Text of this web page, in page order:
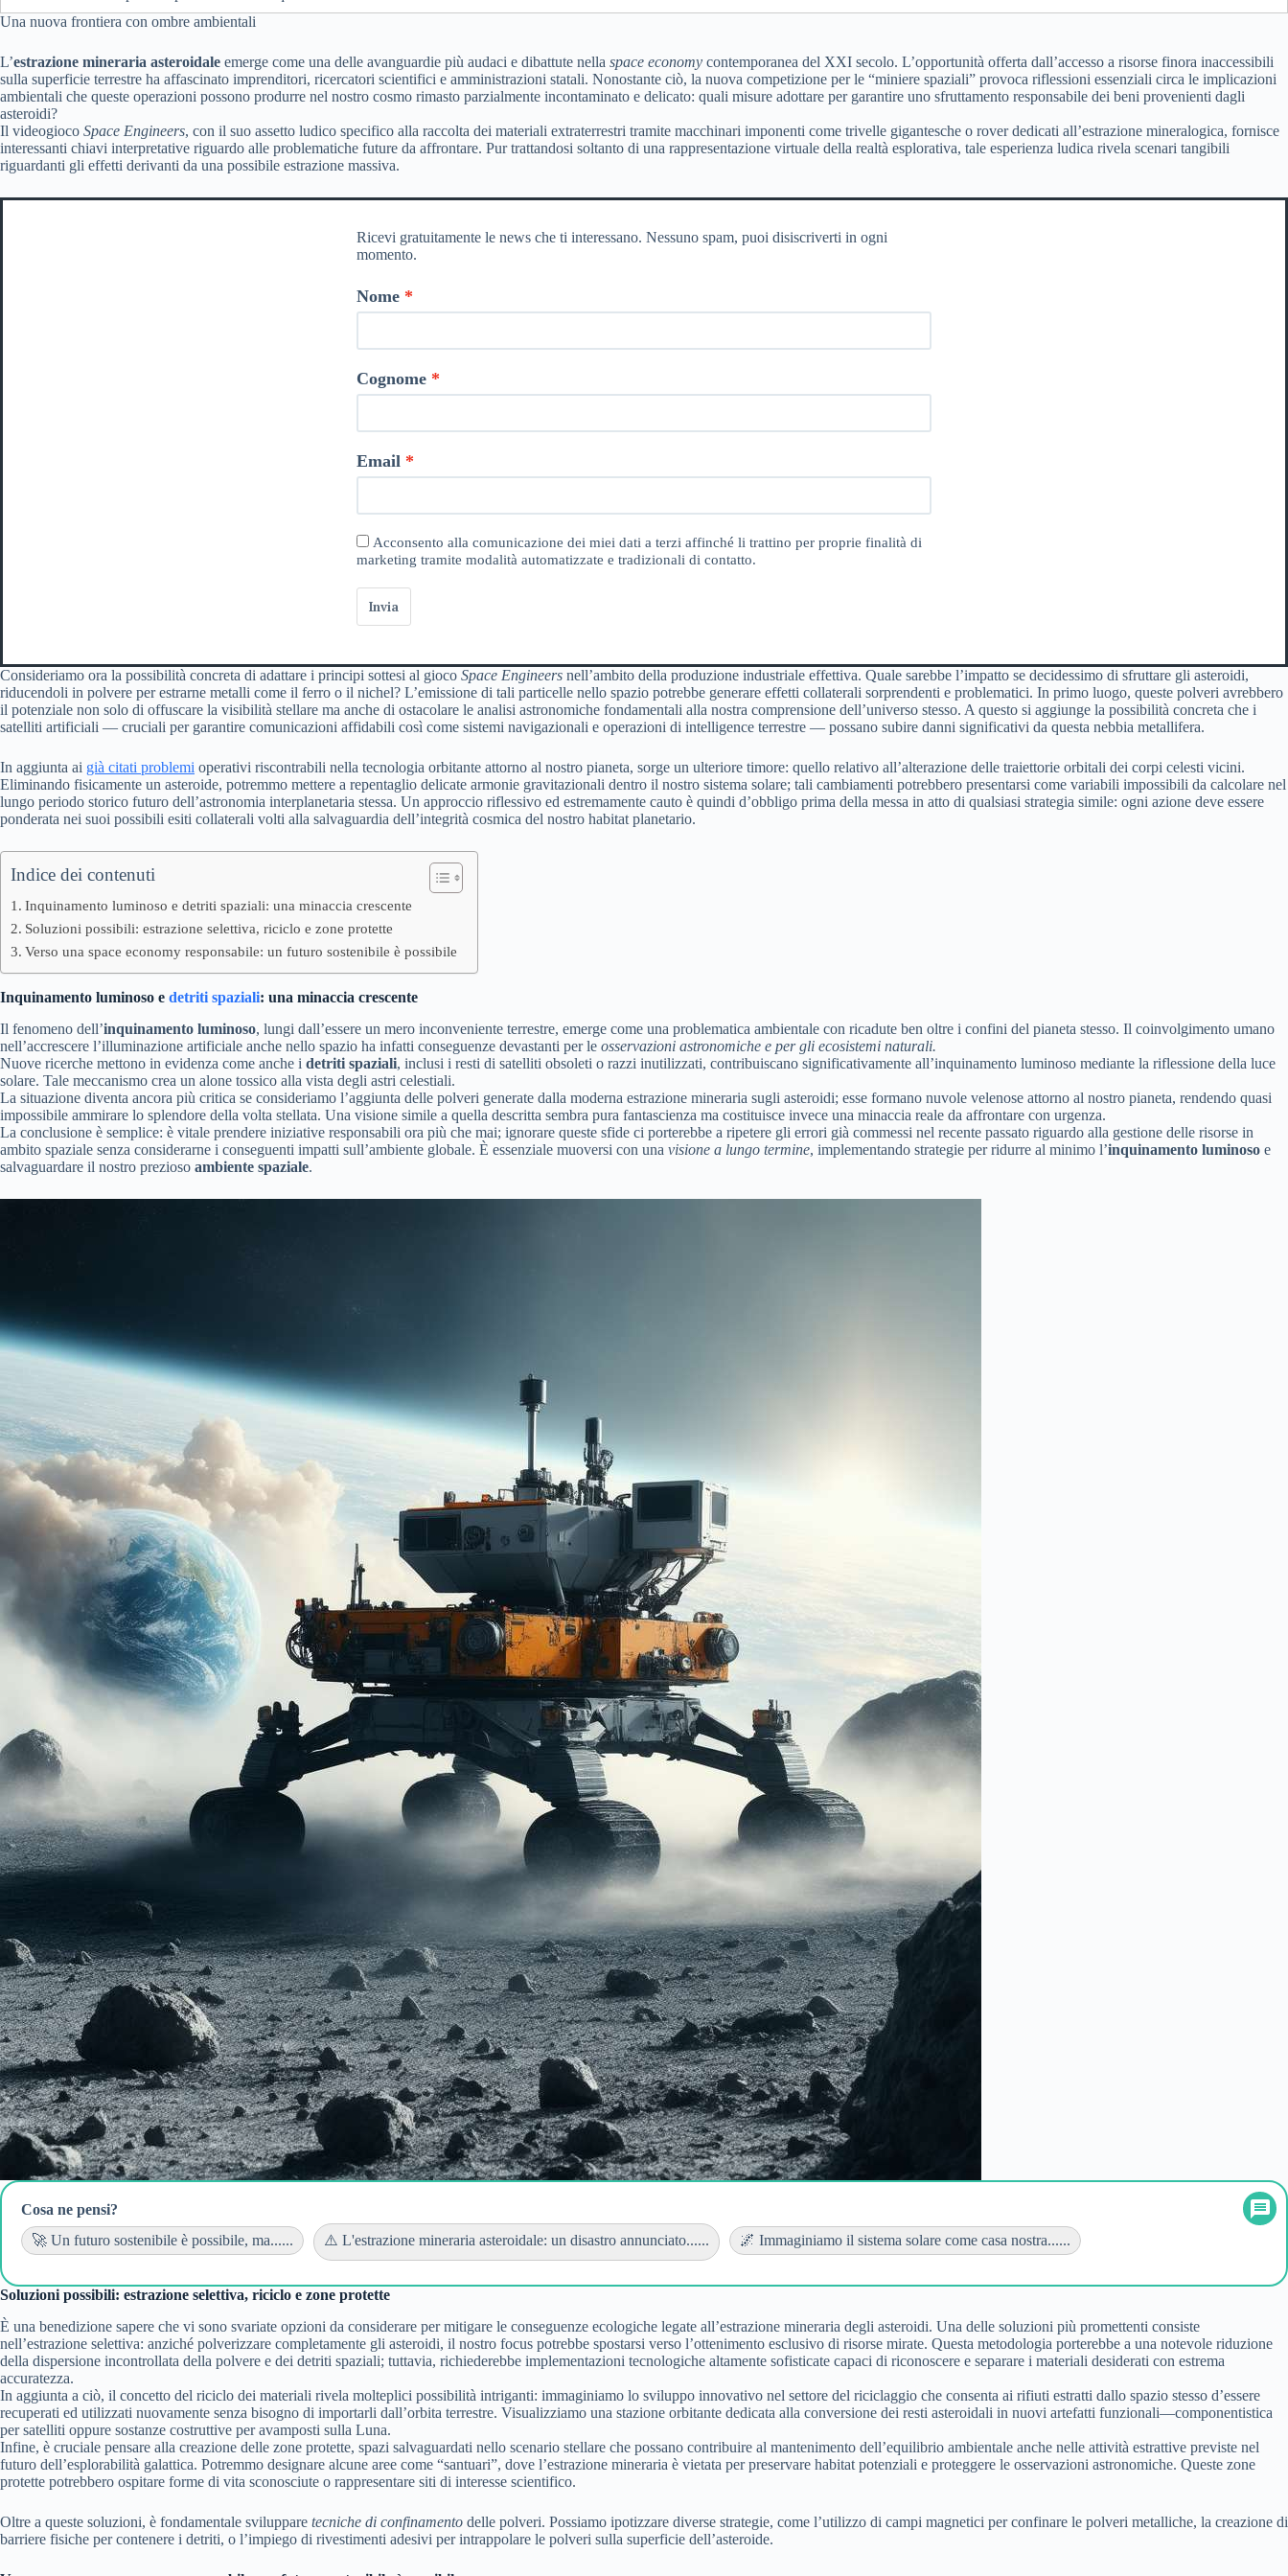
Una nuova frontiera con ombre ambientali
L’estrazione mineraria asteroidale emerge come una delle avanguardie più audaci e dibattute nella space economy contemporanea del XXI secolo. L’opportunità offerta dall’accesso a risorse finora inaccessibili
sulla superficie terrestre ha affascinato imprenditori, ricercatori scientifici e amministrazioni statali. Nonostante ciò, la nuova competizione per le “miniere spaziali” provoca riflessioni essenziali circa le implicazioni
ambientali che queste operazioni possono produrre nel nostro cosmo rimasto parzialmente incontaminato e delicato: quali misure adottare per garantire uno sfruttamento responsabile dei beni provenienti dagli
asteroidi?
Il videogioco Space Engineers, con il suo assetto ludico specifico alla raccolta dei materiali extraterrestri tramite macchinari imponenti come trivelle gigantesche o rover dedicati all’estrazione mineralogica, fornisce
interessanti chiavi interpretative riguardo alle problematiche future da affrontare. Pur trattandosi soltanto di una rappresentazione virtuale della realtà esplorativa, tale esperienza ludica rivela scenari tangibili
riguardanti gli effetti derivanti da una possibile estrazione massiva.
Ricevi gratuitamente le news che ti interessano. Nessuno spam, puoi disiscriverti in ogni
momento.
Nome
Cognome
Email
Acconsento alla comunicazione dei miei dati a terzi affinché li trattino per proprie finalità di
marketing tramite modalità automatizzate e tradizionali di contatto.
Invia
Consideriamo ora la possibilità concreta di adattare i principi sottesi al gioco Space Engineers nell’ambito della produzione industriale effettiva. Quale sarebbe l’impatto se decidessimo di sfruttare gli asteroidi,
riducendoli in polvere per estrarne metalli come il ferro o il nichel? L’emissione di tali particelle nello spazio potrebbe generare effetti collaterali sorprendenti e problematici. In primo luogo, queste polveri avrebbero
il potenziale non solo di offuscare la visibilità stellare ma anche di ostacolare le analisi astronomiche fondamentali alla nostra comprensione dell’universo stesso. A questo si aggiunge la possibilità concreta che i
satelliti artificiali — cruciali per garantire comunicazioni affidabili così come sistemi navigazionali e operazioni di intelligence terrestre — possano subire danni significativi da questa nebbia metallifera.
In aggiunta ai già citati problemi operativi riscontrabili nella tecnologia orbitante attorno al nostro pianeta, sorge un ulteriore timore: quello relativo all’alterazione delle traiettorie orbitali dei corpi celesti vicini.
Eliminando fisicamente un asteroide, potremmo mettere a repentaglio delicate armonie gravitazionali dentro il nostro sistema solare; tali cambiamenti potrebbero presentarsi come variabili impossibili da calcolare nel
lungo periodo storico futuro dell’astronomia interplanetaria stessa. Un approccio riflessivo ed estremamente cauto è quindi d’obbligo prima della messa in atto di qualsiasi strategia simile: ogni azione deve essere
ponderata nei suoi possibili esiti collaterali volti alla salvaguardia dell’integrità cosmica del nostro habitat planetario.
Indice dei contenuti
Inquinamento luminoso e detriti spaziali: una minaccia crescente
Soluzioni possibili: estrazione selettiva, riciclo e zone protette
Verso una space economy responsabile: un futuro sostenibile è possibile
Inquinamento luminoso e detriti spaziali: una minaccia crescente
Il fenomeno dell’inquinamento luminoso, lungi dall’essere un mero inconveniente terrestre, emerge come una problematica ambientale con ricadute ben oltre i confini del pianeta stesso. Il coinvolgimento umano
nell’accrescere l’illuminazione artificiale anche nello spazio ha infatti conseguenze devastanti per le osservazioni astronomiche e per gli ecosistemi naturali.
Nuove ricerche mettono in evidenza come anche i detriti spaziali, inclusi i resti di satelliti obsoleti o razzi inutilizzati, contribuiscano significativamente all’inquinamento luminoso mediante la riflessione della luce
solare. Tale meccanismo crea un alone tossico alla vista degli astri celestiali.
La situazione diventa ancora più critica se consideriamo l’aggiunta delle polveri generate dalla moderna estrazione mineraria sugli asteroidi; esse formano nuvole velenose attorno al nostro pianeta, rendendo quasi
impossibile ammirare lo splendore della volta stellata. Una visione simile a quella descritta sembra pura fantascienza ma costituisce invece una minaccia reale da affrontare con urgenza.
La conclusione è semplice: è vitale prendere iniziative responsabili ora più che mai; ignorare queste sfide ci porterebbe a ripetere gli errori già commessi nel recente passato riguardo alla gestione delle risorse in
ambito spaziale senza considerarne i conseguenti impatti sull’ambiente globale. È essenziale muoversi con una visione a lungo termine, implementando strategie per ridurre al minimo l’inquinamento luminoso e
salvaguardare il nostro prezioso ambiente spaziale.
Cosa ne pensi?
🚀 Un futuro sostenibile è possibile, ma......
⚠️ L'estrazione mineraria asteroidale: un disastro annunciato...... 🌌 Immaginiamo il sistema solare come casa nostra......
Soluzioni possibili: estrazione selettiva, riciclo e zone protette
È una benedizione sapere che vi sono svariate opzioni da considerare per mitigare le conseguenze ecologiche legate all’estrazione mineraria degli asteroidi. Una delle soluzioni più promettenti consiste
nell’estrazione selettiva: anziché polverizzare completamente gli asteroidi, il nostro focus potrebbe spostarsi verso l’ottenimento esclusivo di risorse mirate. Questa metodologia porterebbe a una notevole riduzione
della dispersione incontrollata della polvere e dei detriti spaziali; tuttavia, richiederebbe implementazioni tecnologiche altamente sofisticate capaci di riconoscere e separare i materiali desiderati con estrema
accuratezza.
In aggiunta a ciò, il concetto del riciclo dei materiali rivela molteplici possibilità intriganti: immaginiamo lo sviluppo innovativo nel settore del riciclaggio che consenta ai rifiuti estratti dallo spazio stesso d’essere
recuperati ed utilizzati nuovamente senza bisogno di importarli dall’orbita terrestre. Visualizziamo una stazione orbitante dedicata alla conversione dei resti asteroidali in nuovi artefatti funzionali—componentistica
per satelliti oppure sostanze costruttive per avamposti sulla Luna.
Infine, è cruciale pensare alla creazione delle zone protette, spazi salvaguardati nello scenario stellare che possano contribuire al mantenimento dell’equilibrio ambientale anche nelle attività estrattive previste nel
futuro dell’esplorabilità galattica. Potremmo designare alcune aree come “santuari”, dove l’estrazione mineraria è vietata per preservare habitat potenziali e proteggere le osservazioni astronomiche. Queste zone
protette potrebbero ospitare forme di vita sconosciute o rappresentare siti di interesse scientifico.
Oltre a queste soluzioni, è fondamentale sviluppare tecniche di confinamento delle polveri. Possiamo ipotizzare diverse strategie, come l’utilizzo di campi magnetici per confinare le polveri metalliche, la creazione di
barriere fisiche per contenere i detriti, o l’impiego di rivestimenti adesivi per intrappolare le polveri sulla superficie dell’asteroide.